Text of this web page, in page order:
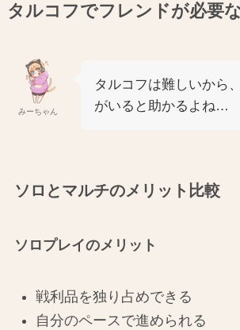
タルコフでフレンドが必要
みーちゃん
タルコフは難しいから
がいると助かるよね…
ソロとマルチのメリット比較
ソロプレイのメリット
戦利品を独り占めできる
自分のペースで進められる